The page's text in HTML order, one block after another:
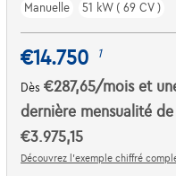
Manuelle
51 kW ( 69 CV )
€14.750 1
Dès€287,65/moiset
dernière mensualité de
€3.975,15
Découvrez l’exemple chiffré